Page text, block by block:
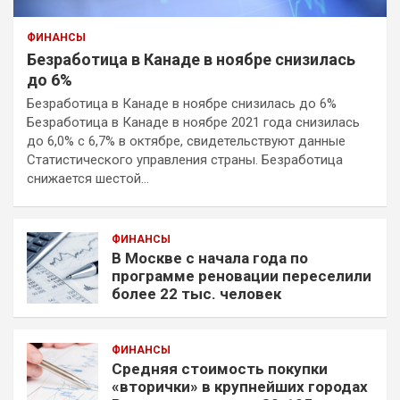
ФИНАНСЫ
Безработица в Канаде в ноябре снизилась
до 6%
Безработица в Канаде в ноябре снизилась до 6%
Безработица в Канаде в ноябре 2021 года снизилась
до 6,0% с 6,7% в октябре, свидетельствуют данные
Статистического управления страны. Безработица
снижается шестой…
ФИНАНСЫ
В Москве с начала года по
программе реновации переселили
более 22 тыс. человек
ФИНАНСЫ
Средняя стоимость покупки
«вторички» в крупнейших городах